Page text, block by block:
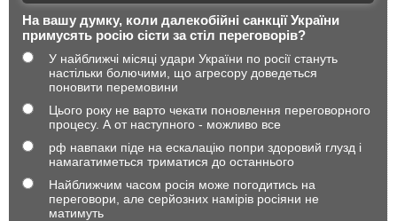
На вашу думку, коли далекобійні санкції України
примусять росію сісти за стіл переговорів?
У найближчі місяці удари України по росії стануть
настільки болючими, що агресору доведеться
поновити перемовини
Цього року не варто чекати поновлення переговорного
процесу. А от наступного - можливо все
рф навпаки піде на ескалацію попри здоровий глузд і
намагатиметься триматися до останнього
Найближчим часом росія може погодитись на
переговори, але серйозних намірів росіяни не
матимуть